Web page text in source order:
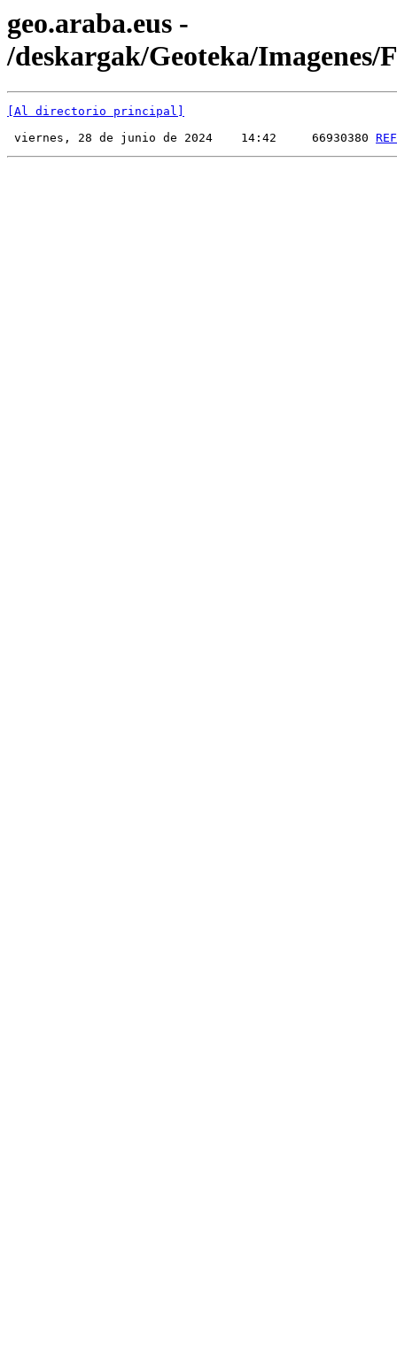
geo.araba.eus -
/deskargak/Geoteka/Imagenes/
[Al directorio principal]
viernes, 28 de junio de 2024    14:42     66930380